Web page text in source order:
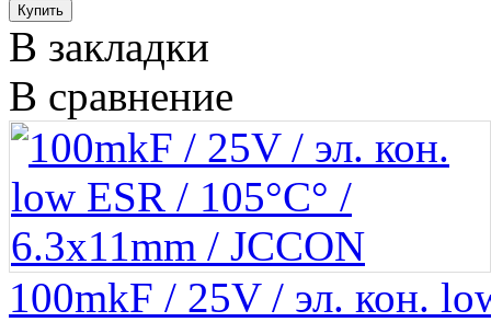
В закладки
В сравнение
100mkF / 25V / эл. кон.